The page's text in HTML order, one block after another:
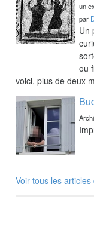
un
par
Un
ou
voici, plus de deux
Voir tous les